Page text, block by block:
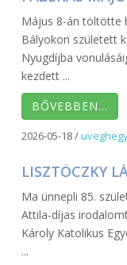
Május 8-án töltötte
Bályokon született
Nyugdíjba
kezdett ...
BŐVEBBEN…
2026-05-18/
LISZTÓCZKY
Ma ünnepli 85.
Attila-díjas
Károly Katolikus
...